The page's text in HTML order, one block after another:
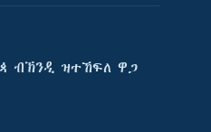
ብኽንዲ ዝተኸፍለ ዋጋ